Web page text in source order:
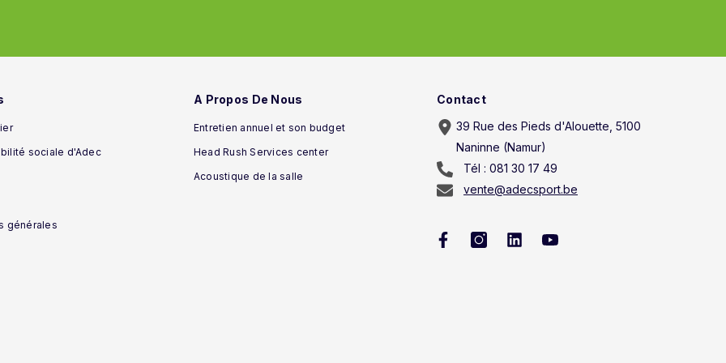
sociale d'Adec
générales
A Propos De Nous
Entretien annuel et son budget
Head Rush Services center
Acoustique de la salle
Contact
39 Rue des Pieds d'Alouette, 5100
Naninne (Namur)
Tél : 081 30 17 49
vente@adecsport.be